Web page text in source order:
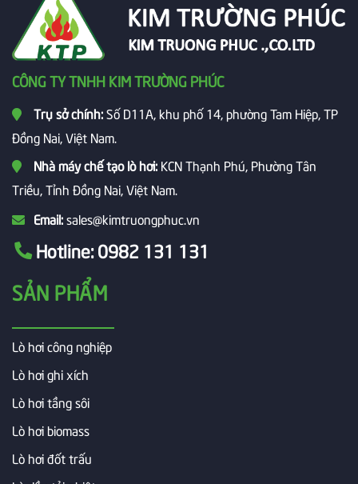
CÔNG TY TNHH KIM TRƯỜNG PHÚC
Trụ sở chính:Số D11A, khu phố 14, phường Tam Hiệp, TP
Đồng Nai, Việt Nam.
Nhà máy chế tạo lò hơi: KCN Thạnh Phú, Phường Tân
Triều, Tỉnh Đồng Nai, Việt Nam.
Email:sales@kimtruongphuc.vn
Hotline: 0982 131 131
SẢN PHẨM
Lò hơi công nghiệp
Lò hơi ghi xích
Lò hơi tầng sôi
Lò hơi biomass
Lò hơi đốt trấu